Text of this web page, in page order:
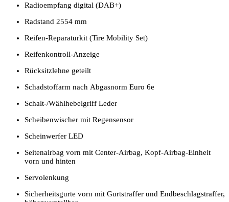
Radioempfang digital (DAB+)
Radstand 2554 mm
Reifen-Reparaturkit (Tire Mobility Set)
Reifenkontroll-Anzeige
Rücksitzlehne geteilt
Schadstoffarm nach Abgasnorm Euro 6e
Schalt-/Wählhebelgriff Leder
Scheibenwischer mit Regensensor
Scheinwerfer LED
Seitenairbag vorn mit Center-Airbag, Kopf-Airbag-Einheit
vorn und hinten
Servolenkung
Sicherheitsgurte vorn mit Gurtstraffer und Endbeschlagstraffer,